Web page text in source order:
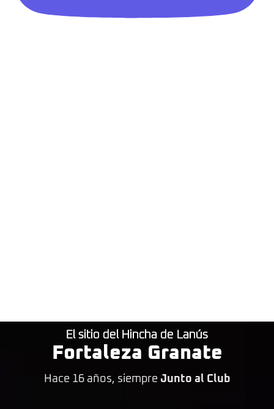
El sitio del Hincha de Lanús
Fortaleza Granate
Hace 16 años, siempre Junto al Club